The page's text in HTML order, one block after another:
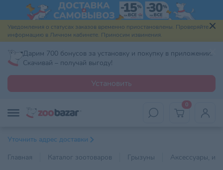
Уведомления о статусах заказов временно приостановлены. Проверяйте
информацию в Личном кабинете. Приносим извинения.
Дарим 700 бонусов за установку и покупку в приложении.
Скачивай – получай выгоду!
Установить
0
Уточнить адрес доставки
Главная
Каталог зоотоваров Грызуны Аксессуары,